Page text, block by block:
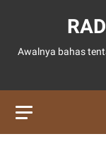
Awalnya bahas